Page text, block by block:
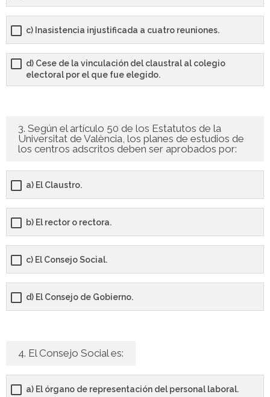
- - OPOSICIÓN Celador SESCAM – Libre – 2025
- - OPOSICIÓN Enfermero SESCAM – Libre – 2025
- - OPOSICIÓN Cuerpo Auxiliar Administración General
Castilla La – Mancha, turno libre – 2025
- - TEST de Auxiliar Administrativo Comunidad de
Madrid 2026
- - TEST de Administrativo Comunidad de Madrid 2026
- Comun. Valenciana
2026
- - TEST de Administrativo Generalitat Valenciana 2026
- - Oposición ADMINISTRATIVO de la GENERALITAT
c) Inasistencia injustificada a cuatro reuniones.
d) Cese de la vinculación del claustral al colegio
electoral por el que fue elegido.
3. Según el artículo 50 de los Estatutos de la
Universitat de València, los planes de estudios de
los centros adscritos deben ser aprobados por:
a) El Claustro.
b) El rector o rectora.
c) El Consejo Social.
d) El Consejo de Gobierno.
4. El Consejo Social es:
a) El órgano de representación del personal laboral.